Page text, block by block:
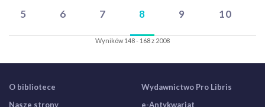
5 6 7 8 9 10
Wyników 148 - 168 z 2008
O bibliotece
Nasze strony
Wydawnictwo Pro Libris
e-Antykwariat